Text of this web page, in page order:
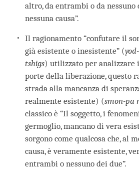
altro, da entrambi o da nessuno
nessuna causa”.
Il ragionamento “confutare il
già esistente o inesistente” (
tshigs) utilizzato per
porte della liberazione, questo
strada alla mancanza di
realmente esistente) (smon-pa
classico è “Il soggetto, i
germoglio, mancano di vera
sorgono come qualcosa che, al
causa, è veramente esistente,
entrambi o nessuno dei due”.